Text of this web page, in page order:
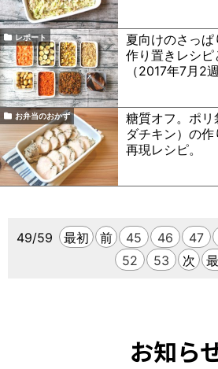
レポート
夏向けのさっ
作り置きレシピ
（2017年7月2週
お弁当のおかず
糖質オフ。ポリ
ダチキン）の
再現レシピ。
49/59 最初 前 45 46 47
52
53 次
お知ら